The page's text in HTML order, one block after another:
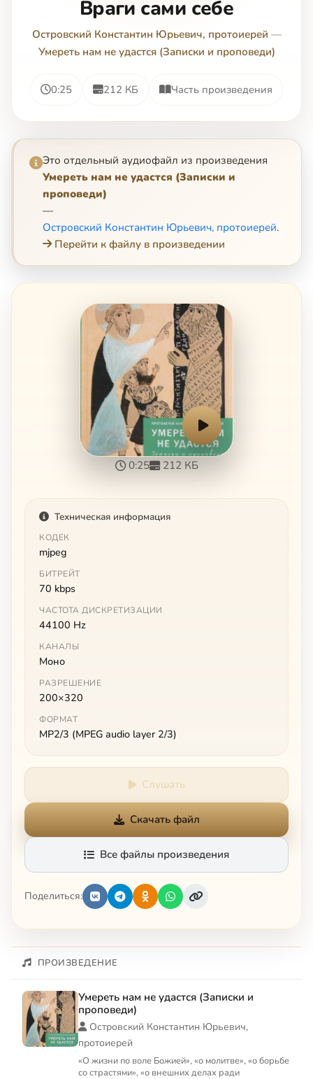
Враги сами себе
Островский Константин Юрьевич, протоиерей —
Умереть нам не удастся (Записки и проповеди)
0:25 212 КБ Часть произведения
Это отдельный аудиофайл из произведения
Умереть нам не удастся (Записки и
проповеди)
—
Островский Константин Юрьевич, протоиерей.
Перейти к файлу в произведении
0:25 212 КБ
Техническая информация
КОДЕК
mjpeg
БИТРЕЙТ
70 kbps
ЧАСТОТА ДИСКРЕТИЗАЦИИ
44100 Hz
КАНАЛЫ
Моно
РАЗРЕШЕНИЕ
200×320
ФОРМАТ
MP2/3 (MPEG audio layer 2/3)
Слушать
Скачать файл
Все файлы произведения
Поделиться:
ПРОИЗВЕДЕНИЕ
Умереть нам не удастся (Записки и
проповеди)
Островский Константин Юрьевич,
протоиерей
«О жизни по воле Божией», «о молитве», «о борьбе
со страстями», «о внешних делах ради